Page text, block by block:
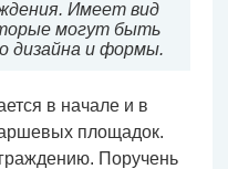
Имеет вид
могут быть
дизайна и формы.
в начале и в
площадок.
Поручень